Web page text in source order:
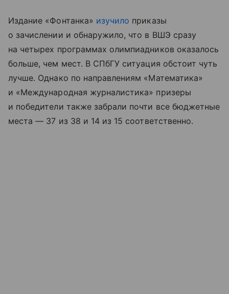
Издание «Фонтанка» изучило приказы
о зачислении и обнаружило, что в ВШЭ сразу
на четырех программах олимпиадников оказалось
больше, чем мест. В СПбГУ ситуация обстоит чуть
лучше. Однако по направлениям «Математика»
и «Международная журналистика» призеры
и победители также забрали почти все бюджетные
места — 37 из 38 и 14 из 15 соответственно.